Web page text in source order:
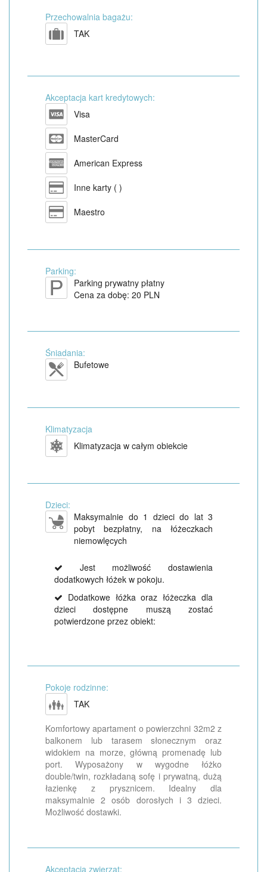
Przechowalnia bagażu:
TAK
Akceptacja kart kredytowych:
Visa
MasterCard
American Express
Inne karty ( )
Maestro
Parking:
Parking prywatny płatny
Cena za dobę: 20 PLN
Śniadania:
Bufetowe
Klimatyzacja
Klimatyzacja w całym obiekcie
Dzieci:
Maksymalnie do 1 dzieci do lat 3
pobyt bezpłatny, na łóżeczkach
niemowlęcych
Jest możliwość dostawienia
dodatkowych łóżek w pokoju.
Dodatkowe łóżka oraz łóżeczka dla
dzieci dostępne muszą zostać
potwierdzone przez obiekt:
Pokoje rodzinne:
TAK
Komfortowy apartament o powierzchni 32m2 z
balkonem lub tarasem słonecznym oraz
widokiem na morze, główną promenadę lub
port. Wyposażony w wygodne łóżko
double/twin, rozkładaną sofę i prywatną, dużą
łazienkę z prysznicem. Idealny dla
maksymalnie 2 osób dorosłych i 3 dzieci.
Możliwość dostawki.
Akceptacja zwierzat: